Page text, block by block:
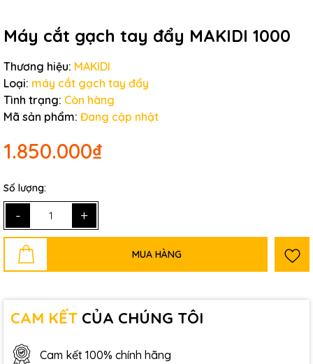
Máy cắt gạch tay đẩy MAKIDI 1000
Thương hiệu: MAKIDI
Loại: máy cắt gạch tay đẩy
Tình trạng: Còn hàng
Mã sản phẩm: Đang cập nhật
1.850.000₫
Số lượng:
- +
MUA HÀNG
CAM KẾT CỦA CHÚNG TÔI
Cam kết 100% chính hãng